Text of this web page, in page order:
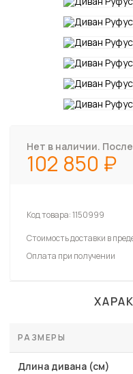
Нет в наличии.
102 850
Код товара:1150999
Стоимость доставки в
Оплата при получении
РАЗМЕРЫ
Длина дивана (см)